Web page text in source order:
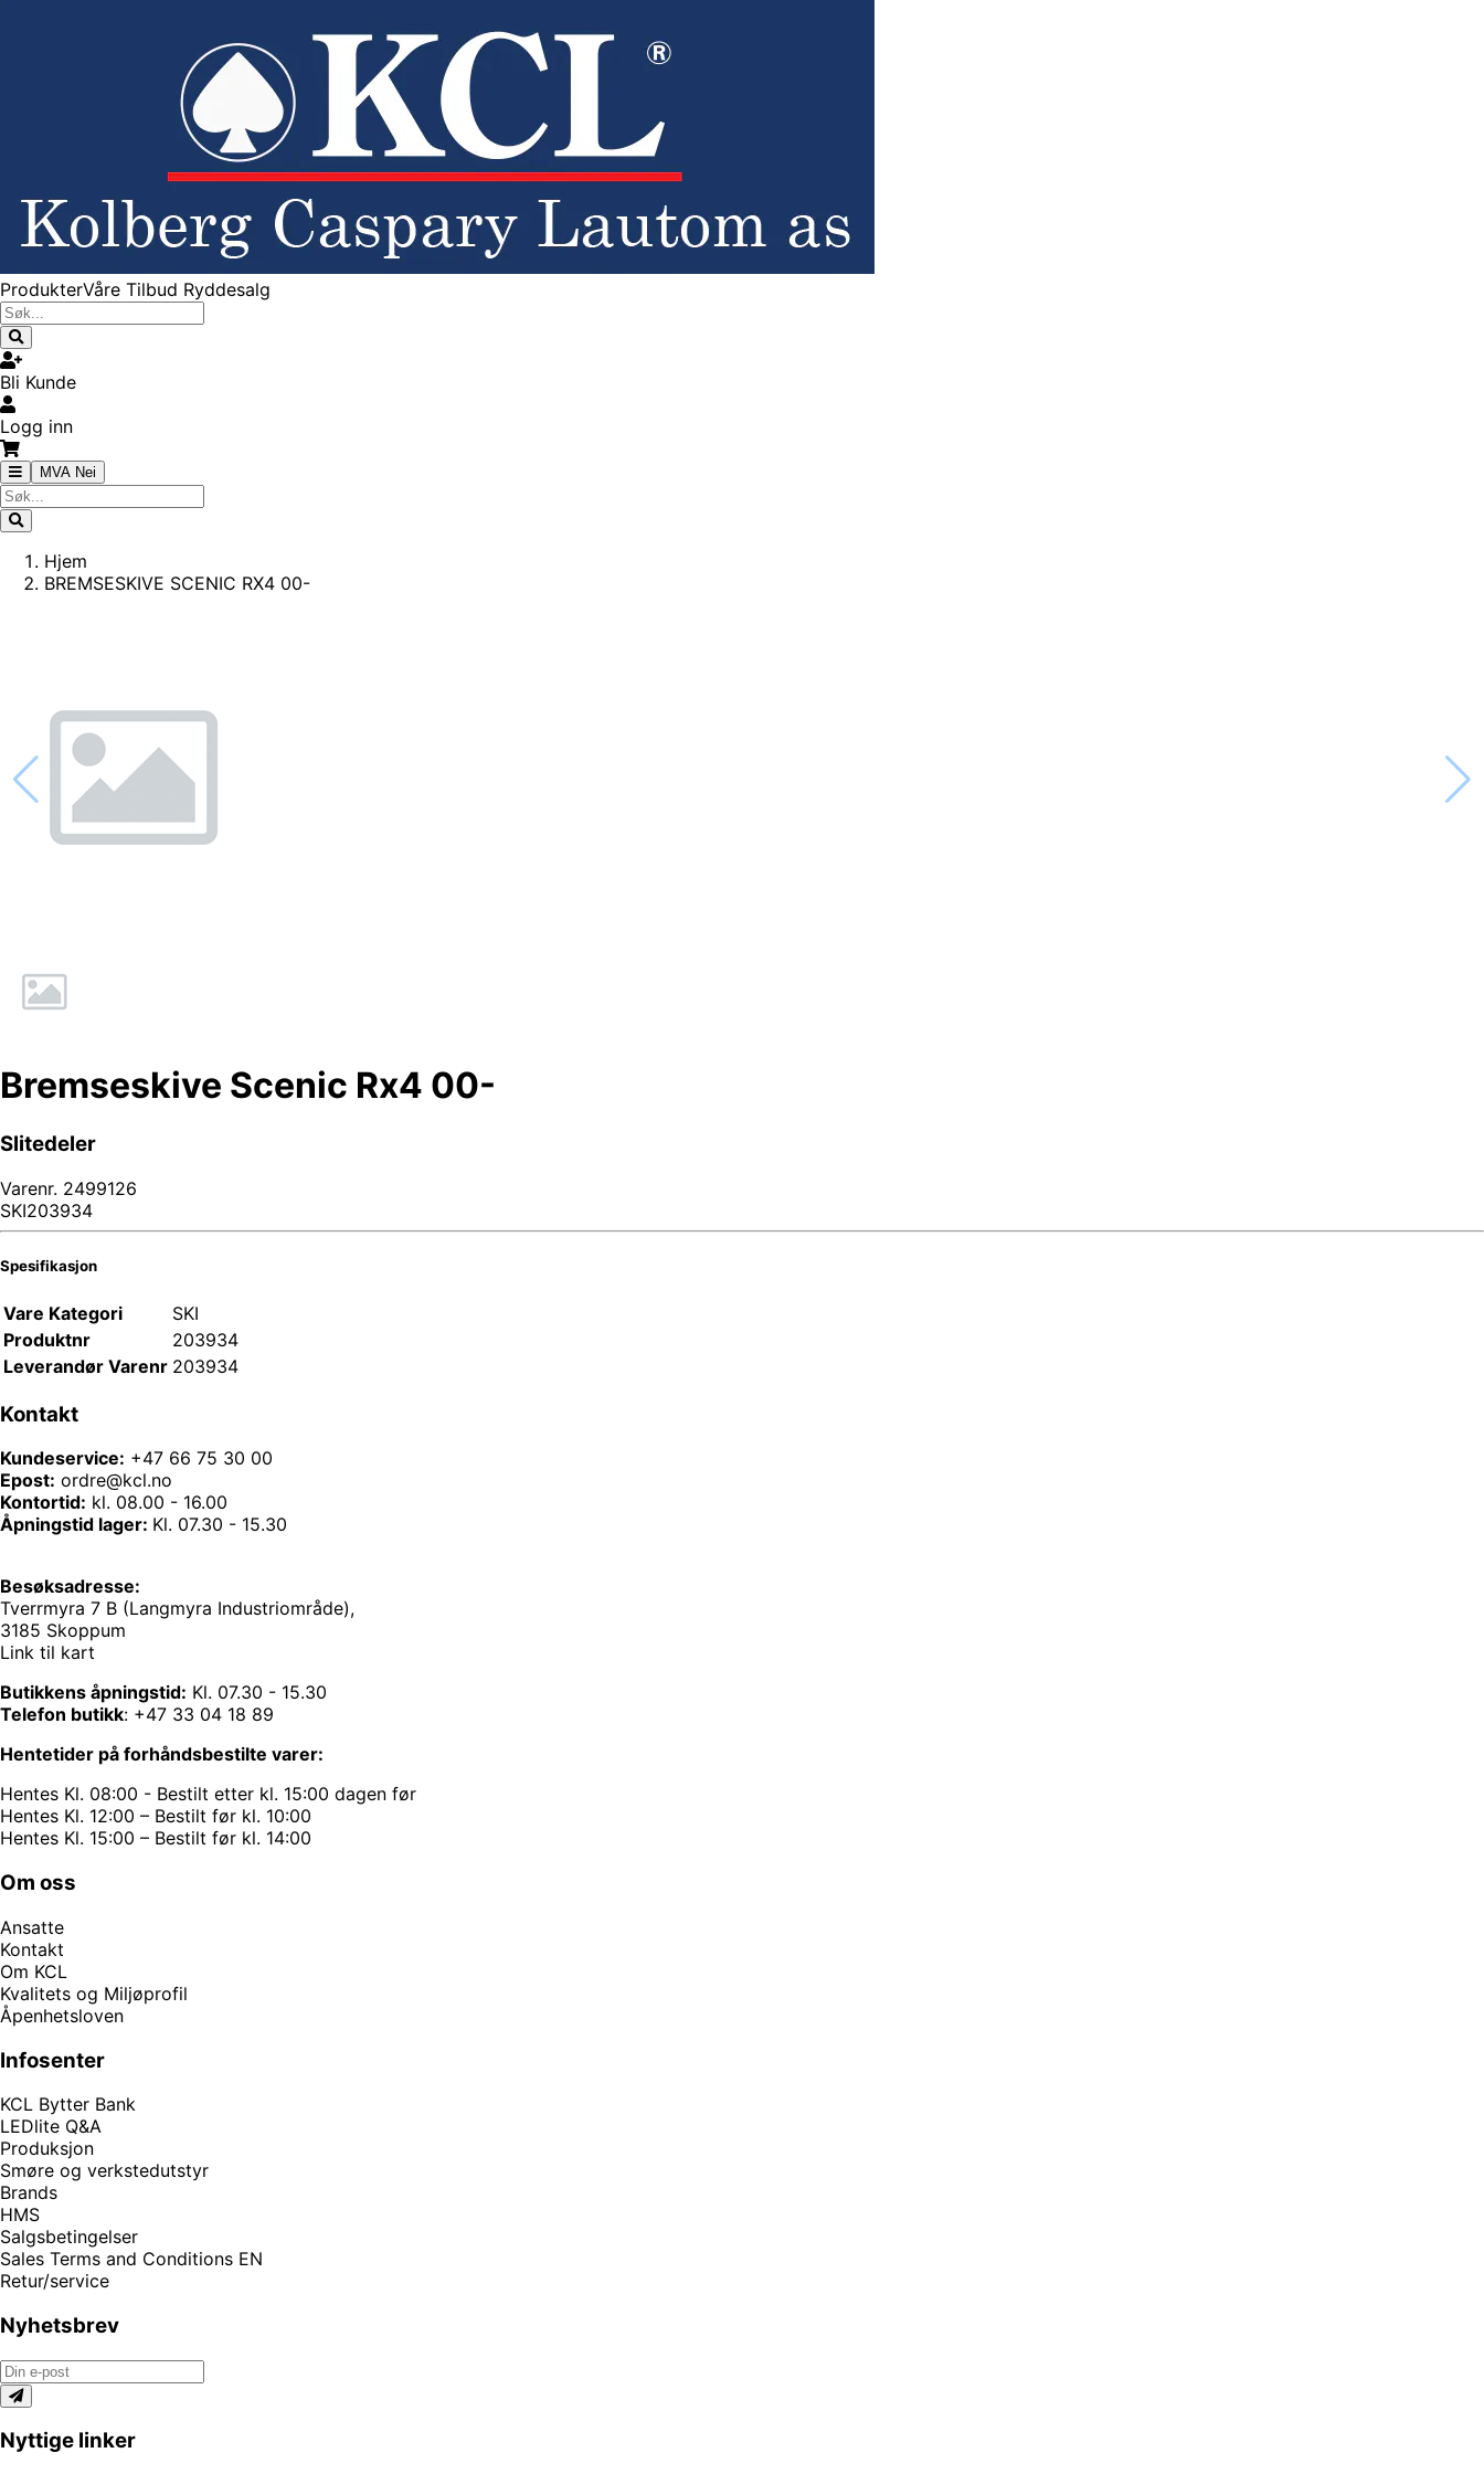
ProdukterVåre Tilbud Ryddesalg
Bli Kunde
Logg inn
MVA Nei
Hjem
BREMSESKIVE SCENIC RX4 00-
Bremseskive Scenic Rx4 00-
Slitedeler
Varenr. 2499126
SKI203934
Spesifikasjon
Vare Kategori
SKI
Produktnr
203934
Leverandør Varenr 203934
Kontakt
Kundeservice: +47 66 75 30 00
Epost: ordre@kcl.no
Kontortid: kl. 08.00 - 16.00
Åpningstid lager: Kl. 07.30 - 15.30
Besøksadresse:
Tverrmyra 7 B (Langmyra Industriområde),
3185 Skoppum
Link til kart
Butikkens åpningstid: Kl. 07.30 - 15.30
Telefon butikk: +47 33 04 18 89
Hentetider på forhåndsbestilte varer:
Hentes Kl. 08:00 - Bestilt etter kl. 15:00 dagen før
Hentes Kl. 12:00 – Bestilt før kl. 10:00
Hentes Kl. 15:00 – Bestilt før kl. 14:00
Om oss
Ansatte
Kontakt
Om KCL
Kvalitets og Miljøprofil
Åpenhetsloven
Infosenter
KCL Bytter Bank
LEDlite Q&A
Produksjon
Smøre og verkstedutstyr
Brands
HMS
Salgsbetingelser
Sales Terms and Conditions EN
Retur/service
Nyhetsbrev
Nyttige linker